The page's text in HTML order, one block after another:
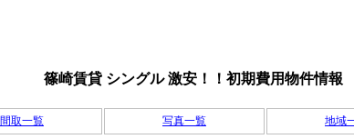
篠崎賃貸 シングル 激安！！初期費用物件情報
間取一覧 写真一覧 地域